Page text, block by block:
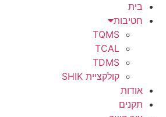
בית
חטיבות
TQMS
TCAL
TDMS
קולקציית SHIK
אודות
תקנים